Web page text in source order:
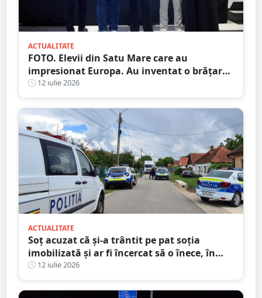
ACTUALITATE
FOTO. Elevii din Satu Mare care au
impresionat Europa. Au inventat o brățară
inteligentă pentru colegii nevăzători
12 iulie 2026
ACTUALITATE
Soț acuzat că și-a trântit pe pat soția
imobilizată și ar fi încercat să o înece, în
județul Satu Mare
12 iulie 2026